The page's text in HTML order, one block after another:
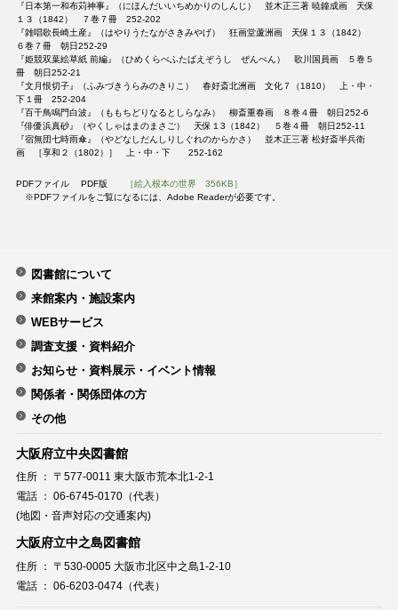
『日本第一和布苅神事』（にほんだいいちめかりのしんじ） 並木正三著 暁鐘成画 天保
１３（1842） ７巻７冊 252-202
『雑唱歌長崎土産』（はやりうたながさきみやげ） 狂画堂蘆洲画 天保１３（1842）
６巻７冊 朝日252-29
『姫競双葉絵草紙 前編』（ひめくらべふたばえぞうし ぜんぺん） 歌川国員画 ５巻５
冊 朝日252-21
『文月恨切子』（ふみづきうらみのきりこ） 春好斎北洲画 文化７（1810） 上・中・
下１冊 252-204
『百千鳥鳴門白波』（ももちどりなるとしらなみ） 柳斎重春画 ８巻４冊 朝日252-6
『俳優浜真砂』（やくしゃはまのまさご） 天保１3（1842） ５巻４冊 朝日252-11
『宿無団七時雨傘』（やどなしだんしりしぐれのからかさ） 並木正三著 松好斎半兵衛
画 ［享和２（1802）］ 上・中・下 252-162
PDFファイル PDF版
［絵入根本の世界 356KB］
※PDFファイルをご覧になるには、Adobe Readerが必要です。
図書館について
来館案内・施設案内
WEBサービス
調査支援・資料紹介
お知らせ・資料展示・イベント情報
関係者・関係団体の方
その他
大阪府立中央図書館
住所 ： 〒577-0011 東大阪市荒本北1-2-1
電話 ： 06-6745-0170（代表）
(地図・音声対応の交通案内)
大阪府立中之島図書館
住所 ： 〒530-0005 大阪市北区中之島1-2-10
電話 ： 06-6203-0474（代表）